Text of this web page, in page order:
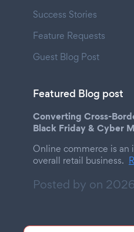
Success Stories
Feature Requests
Guest Blog Post
Featured Blog post
Converting Cross-
Black Friday & Cyber
Online commerce is an
overall retail business.
Posted by on